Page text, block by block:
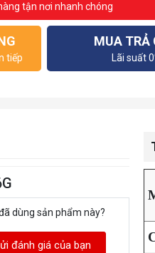
tận nơi nhanh chóng
tiếp
MUA TRẢ
Lãi suất
dùng sản phẩm này?
đánh giá của bạn